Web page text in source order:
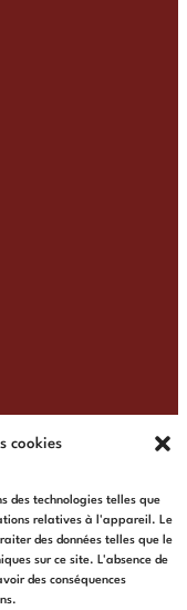
cookies
des technologies telles que
relatives à l'appareil. Le
des données telles que le
sur ce site. L'absence de
des conséquences